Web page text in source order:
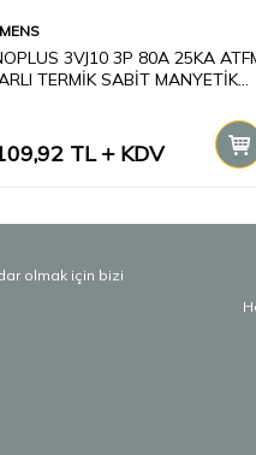
3VJ10 3P 80A 25KA
TERMİK SABİT MANYETİK
TL KDV
olmak için bizi